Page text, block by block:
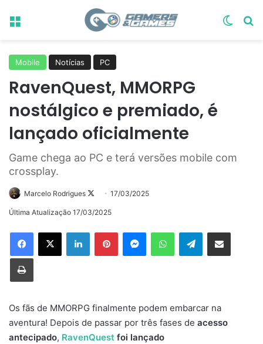
Menu
Mobile Notícias PC
RavenQuest, MMORPG
nostálgico e premiado, é
lançado oficialmente
Game chega ao PC e terá versões mobile com
crossplay.
Marcelo Rodrigues
Follow
on
17/03/2025
Última Atualização 17/03/2025
LinkedinPinterestMessengerWhatsAppTelegramCompartilhar via e-mail
Imprimir
Os fãs de MMORPG finalmente podem embarcar na
aventura! Depois de passar por três fases de acesso
antecipado, RavenQuest foi lançado